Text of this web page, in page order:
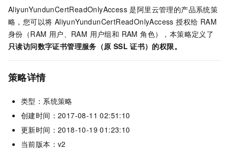
AliyunYundunCertReadOnlyAccess 是阿里云管理的产品系统策
略，您可以将 AliyunYundunCertReadOnlyAccess 授权给 RAM
身份（RAM 用户、RAM 用户组和 RAM 角色），本策略定义了
只读访问数字证书管理服务（原 SSL 证书）的权限。
策略详情
类型：系统策略
创建时间：2017-08-11 02:51:10
更新时间：2018-10-19 01:23:10
当前版本：v2